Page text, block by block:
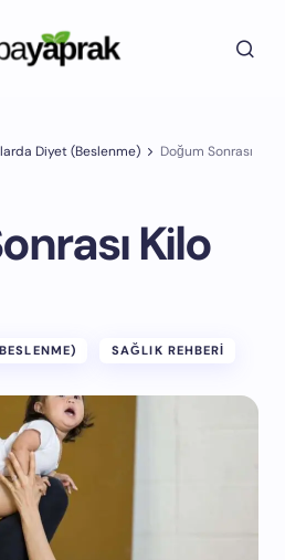
Diyet (Beslenme)
Doğum Sonrası
Kilo
SAĞLIK REHBERI